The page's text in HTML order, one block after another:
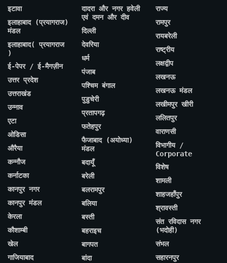
इटावा
इलाहाबाद (प्रयागराज)
मंडल
इलाहाबाद( प्रयागराज
)
ई-पेपर / ई-मैगज़ीन
उत्तर प्रदेश
उत्तराखंड
उन्नाव
एटा
ओडिसा
औरैया
कन्नौज
कर्नाटका
कानपुर नगर
कानपुर मंडल
केरला
कौशाम्बी
खेल
गाजियाबाद
दादरा और नगर हवेली
एवं दमन और दीव
दिल्ली
देवरिया
धर्म
पंजाब
पश्चिम बंगाल
पुडुचेरी
प्रतापगढ़
फतेहपुर
फैजाबाद (अयोध्या)
मंडल
बदायूँ
बरेली
बलरामपुर
बलिया
बस्ती
बहराइच
बागपत
बांदा
राज्य
रामपुर
रायबरेली
राष्ट्रीय
लक्षद्वीप
लखनऊ
लखनऊ मंडल
लखीमपुर खीरी
ललितपुर
वाराणसी
विभागीय /
Corporate
विशेष
शामली
शाहजहाँपुर
श्रावस्ती
संत रविदास नगर
(भदोही)
संभल
सहारनपुर